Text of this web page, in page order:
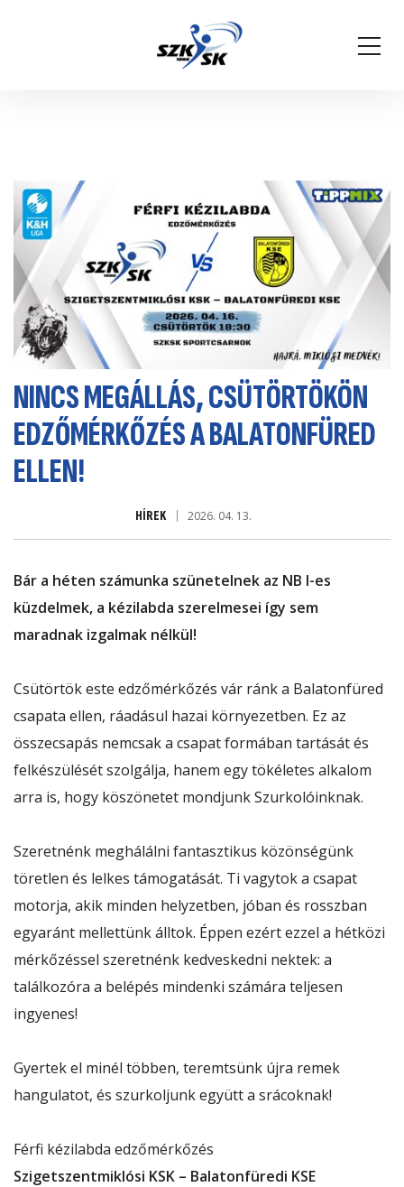
NINCS MEGÁLLÁS, CSÜTÖRTÖKÖN
EDZŐMÉRKŐZÉS A BALATONFÜRED
ELLEN!
HÍREK 2026. 04. 13.
Bár a héten számunka szünetelnek az NB I-es
küzdelmek, a kézilabda szerelmesei így sem
maradnak izgalmak nélkül!
Csütörtök este edzőmérkőzés vár ránk a Balatonfüred
csapata ellen, ráadásul hazai környezetben. Ez az
összecsapás nemcsak a csapat formában tartását és
felkészülését szolgálja, hanem egy tökéletes alkalom
arra is, hogy köszönetet mondjunk Szurkolóinknak.
Szeretnénk meghálálni fantasztikus közönségünk
töretlen és lelkes támogatását. Ti vagytok a csapat
motorja, akik minden helyzetben, jóban és rosszban
egyaránt mellettünk álltok. Éppen ezért ezzel a hétközi
mérkőzéssel szeretnénk kedveskedni nektek: a
találkozóra a belépés mindenki számára teljesen
ingyenes!
Gyertek el minél többen, teremtsünk újra remek
hangulatot, és szurkoljunk együtt a srácoknak!
Férfi kézilabda edzőmérkőzés
Szigetszentmiklósi KSK – Balatonfüredi KSE